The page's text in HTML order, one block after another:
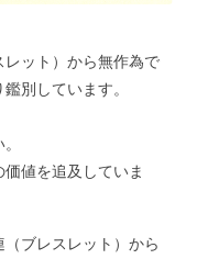
ット）から無作為で
別しています。
値を追及していま
ブレスレット）から